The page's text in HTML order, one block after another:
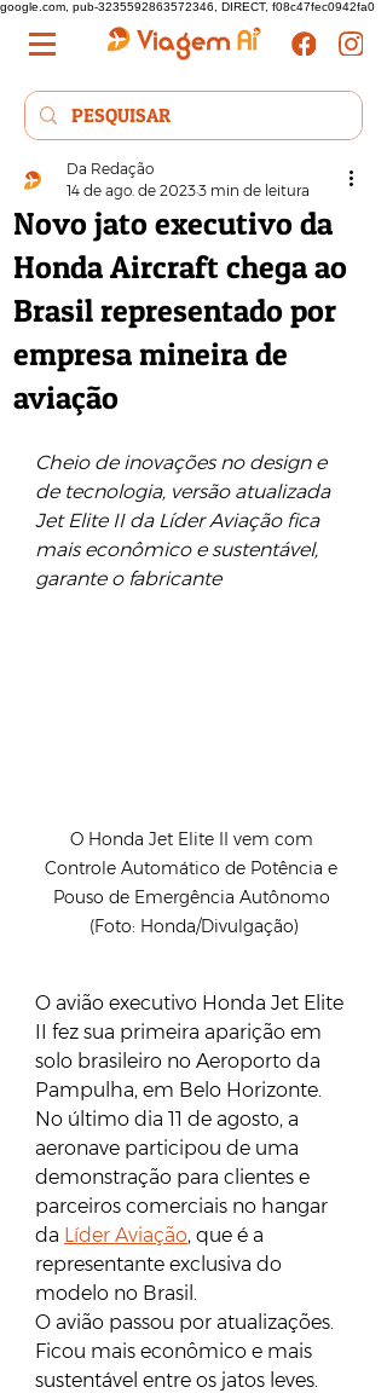
google.com, pub-3235592863572346, DIRECT, f08c47fec0942fa0
Novo jato executivo da
Honda Aircraft chega ao
Brasil representado por
empresa mineira de
aviação
Da Redação
14 de ago. de 20233 min de leitura
Cheio de inovações no design e
de tecnologia, versão atualizada
Jet Elite II da Líder Aviação fica
mais econômico e sustentável,
garante o fabricante
O Honda Jet Elite II vem com
Controle Automático de Potência e
Pouso de Emergência Autônomo
(Foto: Honda/Divulgação)
O avião executivo Honda Jet Elite
II fez sua primeira aparição em
solo brasileiro no Aeroporto da
Pampulha, em Belo Horizonte.
No último dia 11 de agosto, a
aeronave participou de uma
demonstração para clientes e
parceiros comerciais no hangar
da Líder Aviação, que é a
representante exclusiva do
modelo no Brasil.
O avião passou por atualizações.
Ficou mais econômico e mais
sustentável entre os jatos leves.